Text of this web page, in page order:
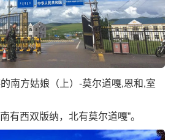
南有西双版纳，北有莫尔道嘎”。